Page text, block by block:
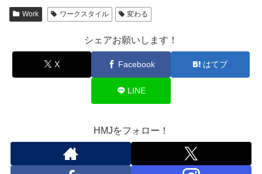
Work ワークスタイル 変わる
シェアお願いします！
X Facebook はてブ
LINE
HMJをフォロー！